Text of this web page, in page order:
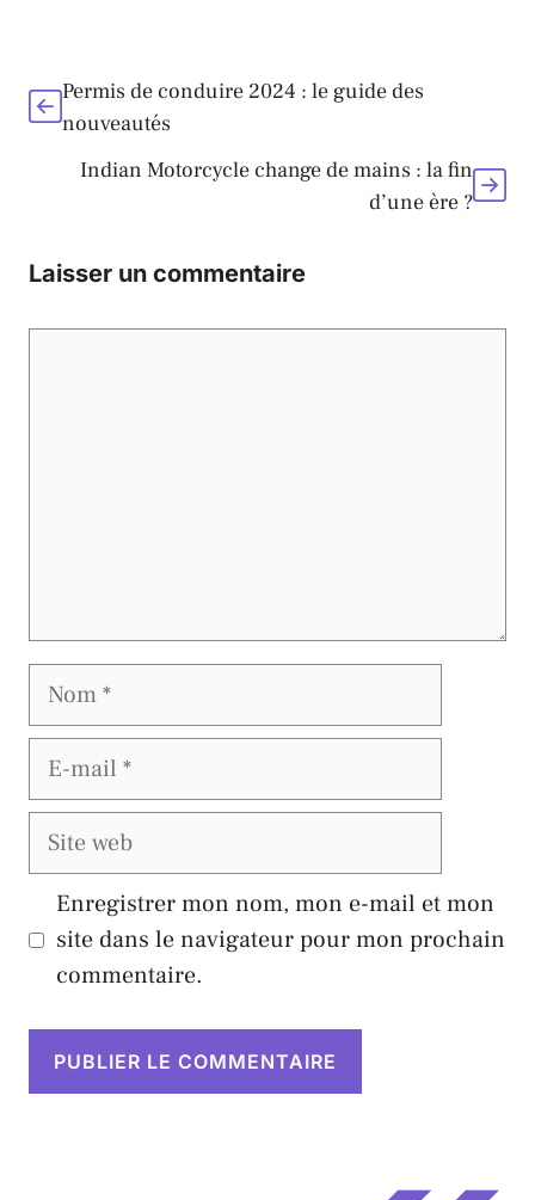
Permis de conduire 2024 : le guide des
nouveautés
Indian Motorcycle change de mains : la fin
d’une ère ?
Laisser un commentaire
Nom
E-
Site
Enregistrer mon nom, mon e-mail et mon
site dans le navigateur pour mon prochain
commentaire.